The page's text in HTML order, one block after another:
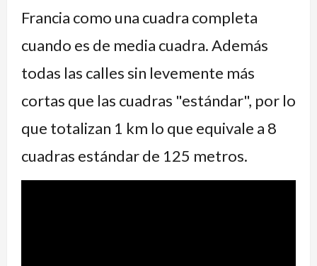
Francia como una cuadra completa
cuando es de media cuadra. Además
todas las calles sin levemente más
cortas que las cuadras "estándar", por lo
que totalizan 1 km lo que equivale a 8
cuadras estándar de 125 metros.